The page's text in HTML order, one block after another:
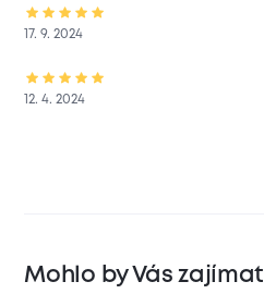
17. 9. 2024
12. 4. 2024
Mohlo by Vás zajímat